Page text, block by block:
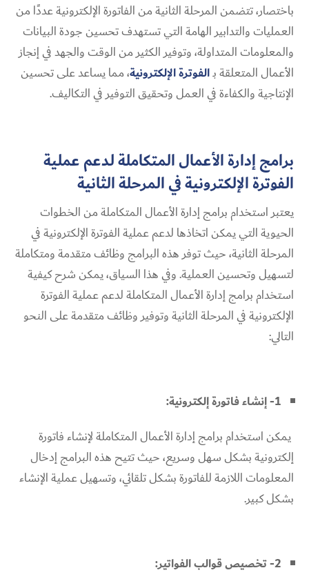
باختصار، تتضمن المرحلة الثانية من الفاتورة الإلكترونية عددًا من
العمليات والتدابير الهامة التي تستهدف تحسين جودة البيانات
والمعلومات المتداولة، وتوفير الكثير من الوقت والجهد في إنجاز
الأعمال المتعلقة بـالفوترة الإلكترونية، مما يساعد على تحسين
الإنتاجية والكفاءة في العمل وتحقيق التوفير في التكاليف.
برامج إدارة الأعمال المتكاملة لدعم عملية
الفوترة الإلكترونية في المرحلة الثانية
يعتبر استخدام برامج إدارة الأعمال المتكاملة من الخطوات
الحيوية التي يمكن اتخاذها لدعم عملية الفوترة الإلكترونية في
المرحلة الثانية، حيث توفر هذه البرامج وظائف متقدمة ومتكاملة
لتسهيل وتحسين العملية. وفي هذا السياق، يمكن شرح كيفية
استخدام برامج إدارة الأعمال المتكاملة لدعم عملية الفوترة
الإلكترونية في المرحلة الثانية وتوفير وظائف متقدمة على النحو
التالي:
1- إنشاء فاتورة إلكترونية:
يمكن استخدام برامج إدارة الأعمال المتكاملة لإنشاء فاتورة
إلكترونية بشكل سهل وسريع، حيث تتيح هذه البرامج إدخال
المعلومات اللازمة للفاتورة بشكل تلقائي، وتسهيل عملية الإنشاء
بشكل كبير.
2- تخصيص قوالب الفواتير: